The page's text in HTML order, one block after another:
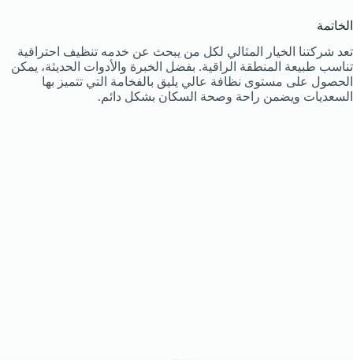
الخاتمة
تعد شركتنا الخيار المثالي لكل من يبحث عن خدمه تنظيف احترافية
تناسب طبيعة المنطقة الراقية. بفضل الخبرة والأدوات الحديثة، يمكن
الحصول على مستوى نظافة عالي يليق بالفخامة التي تتميز بها
السعديات ويضمن راحة وصحة السكان بشكل دائم.